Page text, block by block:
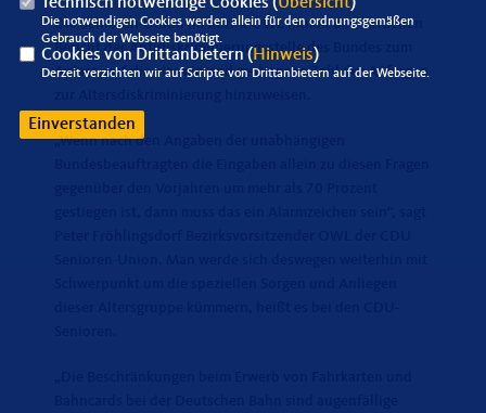
Die Senioren-Union im Bezirk OWL nimmt den aktuellen
Bericht der Antidiskriminierungsstelle des Bundes zum
Anlass, auf die alarmierend gestiegene Zahl der Anfragen
Wenn nach den Angaben der unabhängigen
Technisch notwendige Cookies (Übersicht)
Die notwendigen Cookies werden allein für den ordnungsgemäßen
Gebrauch der Webseite benötigt.
Cookies von Drittanbietern (Hinweis)
Derzeit verzichten wir auf Scripte von Drittanbietern auf der Webseite.
Einverstanden